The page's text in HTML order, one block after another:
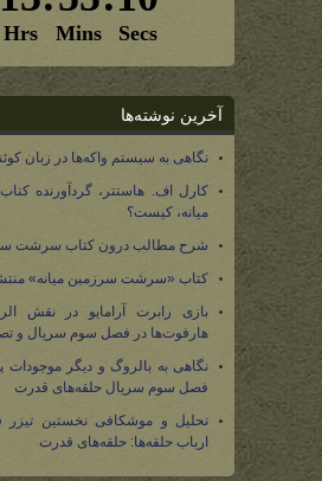
آخرین نوشته‌ها
نگاهی به سیستم واکه‌ها در زبان
کارل اف. هاستتر، گردآورنده
میانه، کیست؟
شرح مطالب درون کتاب سرشت
کتاب «سرشت سرزمین میانه»
بازی رابرت آرامایو در نقش
هارفوت‌ها در فصل سوم سریال و
نگاهی به بالروگ و دیگر
فصل سوم سریال حلقه‌های قدرت
تحلیل و موشکافی نخستین
ارباب حلقه‌ها: حلقه‌های قدرت